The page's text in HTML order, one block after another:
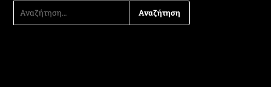
ΑΝΑΖΉΤΗΣΗ
ΓΙΑ: